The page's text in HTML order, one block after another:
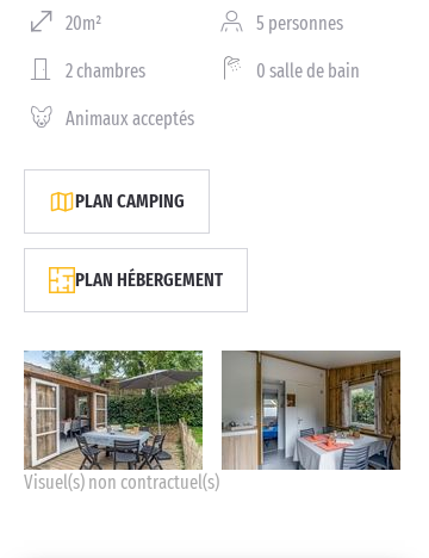
20m² 5 personnes
2 chambres 0 salle de bain
Animaux acceptés
PLAN CAMPING
PLAN HÉBERGEMENT
Visuel(s) non contractuel(s)